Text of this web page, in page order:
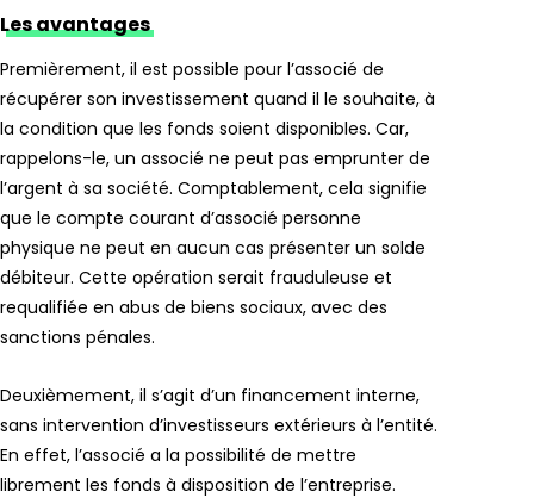
Les avantages
Premièrement, il est possible pour l’associé de
récupérer son investissement quand il le souhaite, à
la condition que les fonds soient disponibles. Car,
rappelons-le, un associé ne peut pas emprunter de
l’argent à sa société. Comptablement, cela signifie
que le compte courant d’associé personne
physique ne peut en aucun cas présenter un solde
débiteur. Cette opération serait frauduleuse et
requalifiée en abus de biens sociaux, avec des
sanctions pénales.
Deuxièmement, il s’agit d’un financement interne,
sans intervention d’investisseurs extérieurs à l’entité.
En effet, l’associé a la possibilité de mettre
librement les fonds à disposition de l’entreprise.